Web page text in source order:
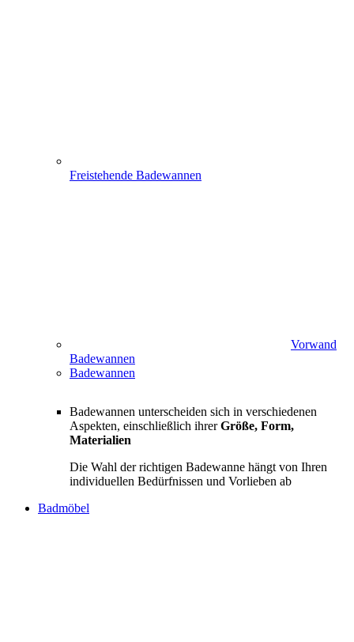
Freistehende Badewannen
Vorwand
Badewannen
Badewannen
Badewannen unterscheiden sich in verschiedenen
Aspekten, einschließlich ihrerGröße, Form,
Materialien
Die Wahl der richtigen Badewanne hängt von Ihren
individuellen Bedürfnissen und Vorlieben ab
Badmöbel